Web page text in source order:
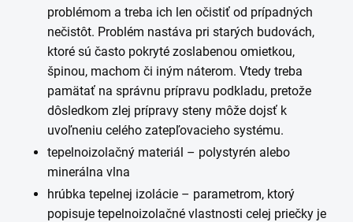
problémom a treba ich len očistiť od prípadných
nečistôt. Problém nastáva pri starých budovách,
ktoré sú často pokryté zoslabenou omietkou,
špinou, machom či iným náterom. Vtedy treba
pamätať na správnu prípravu podkladu, pretože
dôsledkom zlej prípravy steny môže dojsť k
uvoľneniu celého zatepľovacieho systému.
tepelnoizolačný materiál – polystyrén alebo
minerálna vlna
hrúbka tepelnej izolácie – parametrom, ktorý
popisuje tepelnoizolačné vlastnosti celej priečky je